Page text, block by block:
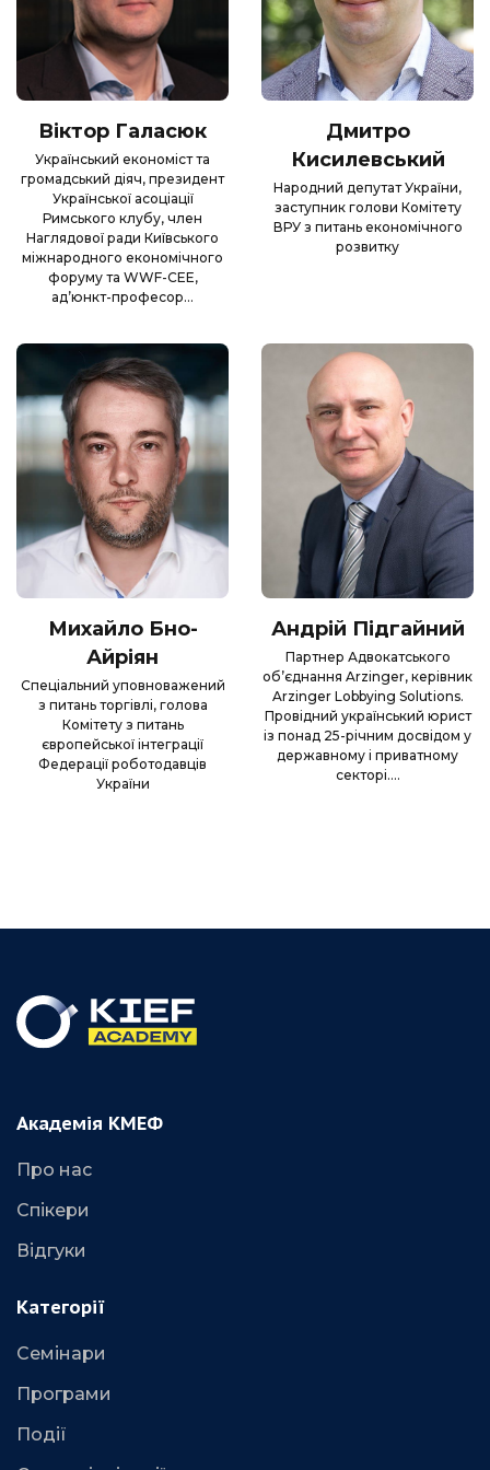
правильний вагон
Як бізнесу адаптуватись та впливати на
рішення влади
Кейси зміни “правил гри” та
програмування умов на майбутнє
Як діятиме закон про лобіювання
Що можуть і не можуть бізнес-асоціації
та лобістські компанії
Хто і як може допомогти бізнесу міняти
“правила гри”
Віктор Галасюк
Український економіст та
громадський діяч, президент
Української асоціації
Римського клубу, член
Наглядової ради Київського
міжнародного економічного
форуму та WWF-CEE,
ад’юнкт-професор…
Дмитро
Кисилевський
Народний депутат України,
заступник голови Комітету
ВРУ з питань економічного
розвитку
Михайло Бно-
Айріян
Спеціальний уповноважений
з питань торгівлі, голова
Комітету з питань
європейської інтеграції
Федерації роботодавців
України
Андрій Підгайний
Партнер Адвокатського
об’єднання Arzinger, керівник
Arzinger Lobbying Solutions.
Провідний український юрист
із понад 25-річним досвідом у
державному і приватному
секторі.…
Академія КМЕФ
Про нас
Спікери
Відгуки
Категорії
Семінари
Програми
Події